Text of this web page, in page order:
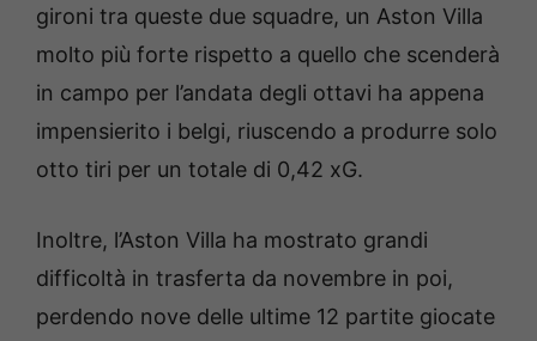
gironi tra queste due squadre, un Aston Villa
molto più forte rispetto a quello che scenderà
in campo per l’andata degli ottavi ha appena
impensierito i belgi, riuscendo a produrre solo
otto tiri per un totale di 0,42 xG.
Inoltre, l’Aston Villa ha mostrato grandi
difficoltà in trasferta da novembre in poi,
perdendo nove delle ultime 12 partite giocate